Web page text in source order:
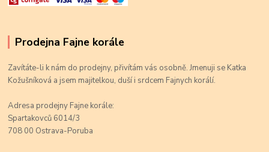
Prodejna Fajne korále
Zavítáte-li k nám do prodejny, přivítám vás osobně. Jmenuji se Katka
Kožušníková a jsem majitelkou, duší i srdcem Fajnych korálí.
Adresa prodejny Fajne korále:
Spartakovců 6014/3
708 00 Ostrava-Poruba